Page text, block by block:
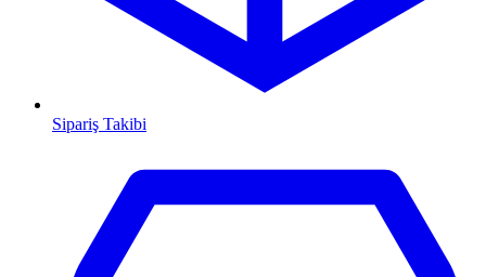
Sipariş Takibi